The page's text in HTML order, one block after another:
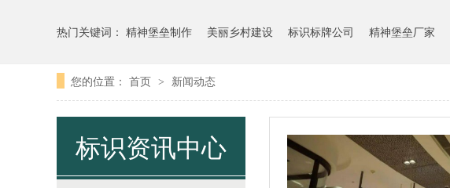
热门关键词： 精神堡垒制作 美丽乡村建设 标识标牌公司 精神堡垒厂家
您的位置： 首页 > 新闻动态
标识资讯中心